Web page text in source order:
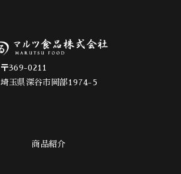
〒369-0211
埼玉県深谷市岡部1974-5
商品紹介